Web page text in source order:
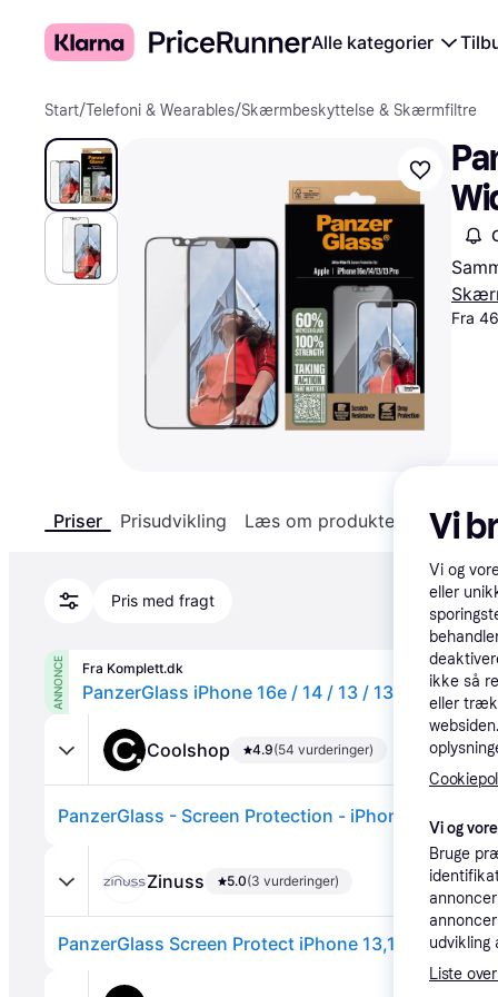
Alle kategorier
Start/Telefoni & Wearables/Skærmbeskyttelse & Skærmfiltre
Fra
Priser Prisudvikling Læs om produktet
Pris med fragt
ANNONCE Fra Komplett.dk
PanzerGlass iPhone 16e / 14 / 13 / 13 Pro
Coolshop 4.9(54 vurderinger)
Zinuss 5.0(3 vurderinger)
PanzerGlass Screen Protect iPhone 13,13
Vi
Vi og
eller
ikke så
eller
Vi og
Bruge
udvikling
Liste